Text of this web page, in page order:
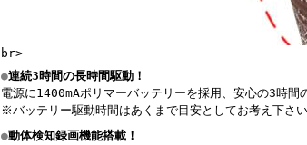
br>
●連続3時間の長時間駆動！
電源に1400mAポリマーバッテリーを採用、安心の3時間
※バッテリー駆動時間はあくまで目安としてお考え下さい
●動体検知録画機能搭載！